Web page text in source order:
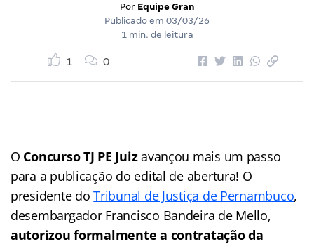
Por Equipe Gran
Publicado em 03/03/26
1 min. de leitura
1 0
O Concurso TJ PE Juizavançou mais um passo
para a publicação do edital de abertura! O
presidente doTribunal de Justiça de Pernambuco,
desembargador Francisco Bandeira de Mello,
autorizou formalmente a contratação da